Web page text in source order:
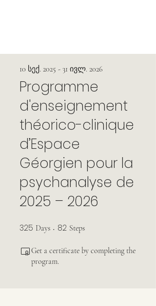
Programme
d'enseignement
théorico-clinique
d’Espace
Géorgien pour la
psychanalyse de
2025 – 2026
10 სექ. 2025 - 31 ივლ. 2026
325 Days 325 Days
82 Steps
Get a certificate by completing the
program.